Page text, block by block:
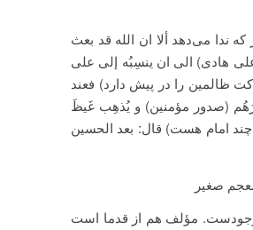
که ندا می‌دهد ألا ان الله قد بعث
هادی) الی ان ینسِبُه إلی علی
ظالمین را در پیش دارد) فعند
(صدور مؤمنین) و یُذهِب غَیظَ
امام هست) قال: بعد الحسین
صغیر
است 5 جلدش مفقودست و 20 جلدش موجودست. مؤلف هم از قدما است